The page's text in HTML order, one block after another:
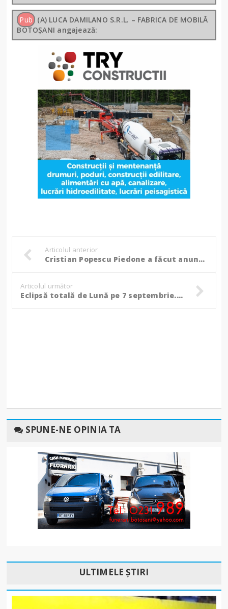
Pub (A) LUCA DAMILANO S.R.L. – FABRICA DE MOBILĂ
BOTOȘANI angajează:
Articolul anterior
Cristian Popescu Piedone a făcut anunțul: „A venit timpul să ajut cetățenii de la un alt nivel...”
Articolul următor
Eclipsă totală de Lună pe 7 septembrie. Fenomen astronomic rar, vizibil și în România. Când poate fi observată „Luna sângerie”!
SPUNE-NE OPINIA TA
ULTIMELE ȘTIRI